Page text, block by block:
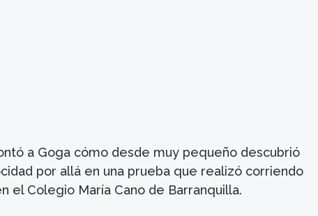
a Goga cómo desde muy pequeño descubrió
por allá en una prueba que realizó corriendo
el Colegio María Cano de Barranquilla.